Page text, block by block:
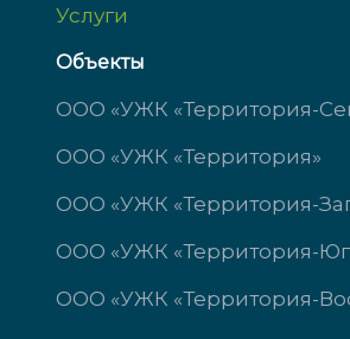
пн-чт с 9:00 до 18:00
пт с 9:00 до 17:00
Услуги
Объекты
ООО «УЖК «Территория-
ООО «УЖК «Территория»
ООО «УЖК «Территория-
ООО «УЖК «Территория-
ООО «УЖК «Территория-